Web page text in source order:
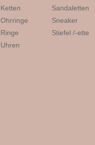
Ketten
Ohrringe
Ringe
Uhren
Sandaletten
Sneaker
Stiefel /-ette